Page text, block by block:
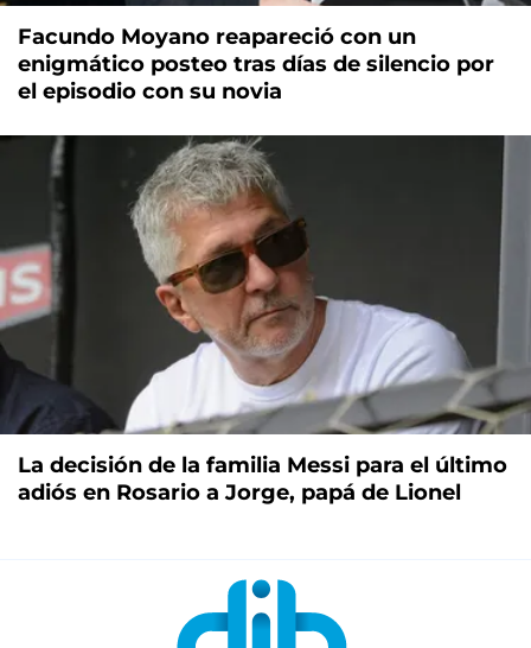
Facundo Moyano reapareció con un
enigmático posteo tras días de silencio por
el episodio con su novia
La decisión de la familia Messi para el último
adiós en Rosario a Jorge, papá de Lionel